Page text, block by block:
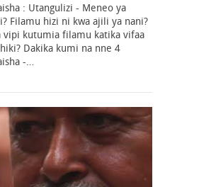
: Utangulizi - Meneo ya
Filamu hizi ni kwa ajili ya nani?
vipi kutumia filamu katika vifaa
Dakika kumi na nne 4
-…